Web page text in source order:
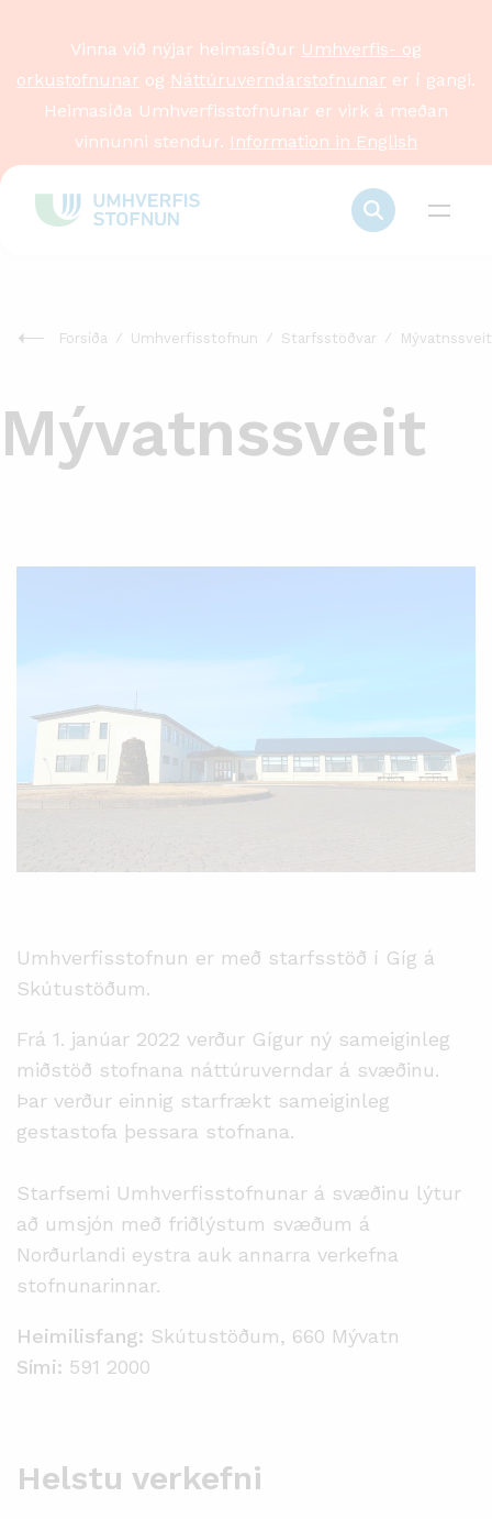
Vinna við nýjar heimasíður Umhverfis- og
orkustofnunar og Náttúruverndarstofnunar er í gangi.
Heimasíða Umhverfisstofnunar er virk á meðan
vinnunni stendur. Information in English
Forsíða Umhverfisstofnun Starfsstöðvar Mývatnssveit
Mývatnssveit
Umhverfisstofnun er með starfsstöð í Gíg á
Skútustöðum.
Frá 1. janúar 2022 verður Gígur ný sameiginleg
miðstöð stofnana náttúruverndar á svæðinu.
Þar verður einnig starfrækt sameiginleg
gestastofa þessara stofnana.
Starfsemi Umhverfisstofnunar á svæðinu lýtur
að umsjón með friðlýstum svæðum á
Norðurlandi eystra auk annarra verkefna
stofnunarinnar.
Heimilisfang: Skútustöðum, 660 Mývatn
Sími: 591 2000
Helstu verkefni